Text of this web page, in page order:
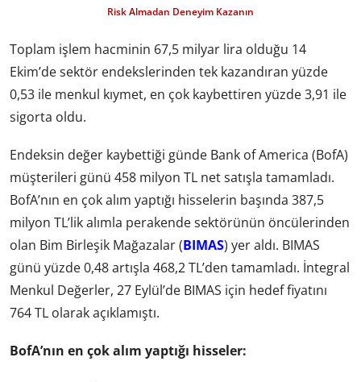
Risk Almadan Deneyim Kazanın
Toplam işlem hacminin 67,5 milyar lira olduğu 14
Ekim’de sektör endekslerinden tek kazandıran yüzde
0,53 ile menkul kıymet, en çok kaybettiren yüzde 3,91 ile
sigorta oldu.
Endeksin değer kaybettiği günde Bank of America (BofA)
müşterileri günü 458 milyon TL net satışla tamamladı.
BofA’nın en çok alım yaptığı hisselerin başında 387,5
milyon TL’lik alımla perakende sektörünün öncülerinden
olan Bim Birleşik Mağazalar (BIMAS) yer aldı. BIMAS
günü yüzde 0,48 artışla 468,2 TL’den tamamladı. İntegral
Menkul Değerler, 27 Eylül’de BIMAS için hedef fiyatını
764 TL olarak açıklamıştı.
BofA’nın en çok alım yaptığı hisseler: